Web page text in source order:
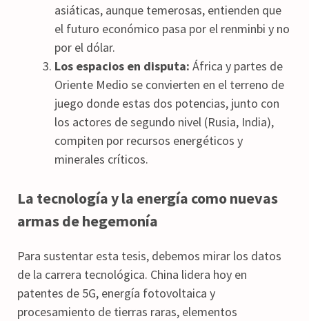
asiáticas, aunque temerosas, entienden que
el futuro económico pasa por el renminbi y no
por el dólar.
Los espacios en disputa: África y partes de
Oriente Medio se convierten en el terreno de
juego donde estas dos potencias, junto con
los actores de segundo nivel (Rusia, India),
compiten por recursos energéticos y
minerales críticos.
La tecnología y la energía como nuevas
armas de hegemonía
Para sustentar esta tesis, debemos mirar los datos
de la carrera tecnológica. China lidera hoy en
patentes de 5G, energía fotovoltaica y
procesamiento de tierras raras, elementos